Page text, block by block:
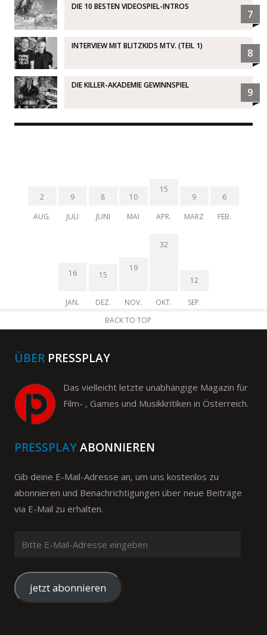
DIE 10 BESTEN VIDEOSPIEL-INTROS
7
INTERVIEW MIT BLITZKIDS MTV. (TEIL 1)
8
DIE KILLER-AKADEMIE GEWINNSPIEL
9
2
AUG.
9
JULI
8
JUNI
10
MAI
15
APR.
9
MÄRZ
6
FEB.
16
JAN.
15
DEZ.
19
NOV.
32
OKT.
12
SEP.
BACK TO TOP
ÜBER PRESSPLAY
Das vielleicht letzte unabhängige Magazin für
Film- , Games und Musikkritiken in Österreich.
PRESSPLAYABONNIEREN
Gib deine E-Mail-Adresse an, um uns kostenlos zu
abonnieren und Benachrichtigungen über neue Beiträge
via E-Mail zu erhalten.
Mail-
Adresse
eingeben
jetzt abonnieren